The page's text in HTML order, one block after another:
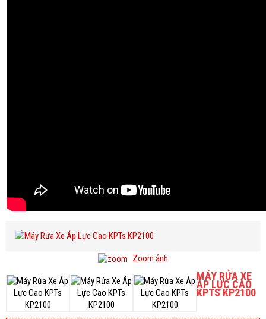
Zoom ảnh
MÁY RỬA XE
ÁP LỰC CAO
KPTS KP2100